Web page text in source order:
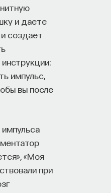
и даете
создает
импульс,
вы после
«Моя
при